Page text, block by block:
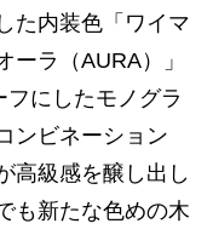
た内装色「ワイマ
ーラ（AURA）」
にしたモノグラ
ンビネーション
高級感を醸し出し
も新たな色めの木